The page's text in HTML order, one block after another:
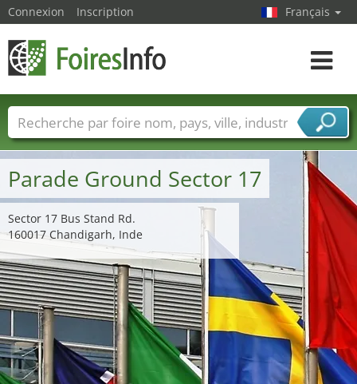
Parade Ground Sector 17
Sector 17 Bus Stand Rd.
160017 Chandigarh, Inde
Connexion Inscription Français
Toggle
Foire noms Pays Villes
Secteurs de foire
Secteurs du fournisseur de services